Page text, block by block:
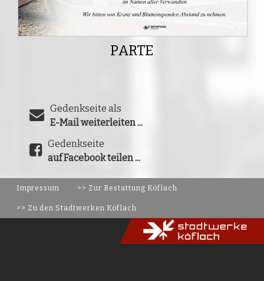
PARTE
Gedenkseite als
E-Mail weiterleiten ...
Gedenkseite
auf Facebook teilen ...
Impressum >> Zur Bestattung Köflach
>> Zu den Stadtwerken Köflach